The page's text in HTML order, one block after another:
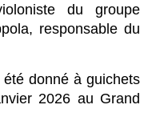
du groupe
responsable du
donné à guichets
2026 au Grand